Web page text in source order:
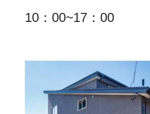
10：00~17：00